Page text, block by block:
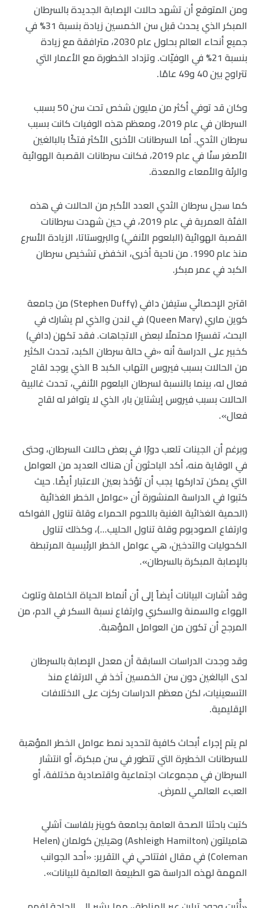
ومن المتوقع أن تشهد حالات الإصابة الجديدة بالسرطان
المبكر الذي يحدث قبل سن الخمسين زيادة بنسبة 31% في
جميع أنحاء العالم بحلول عام 2030، مترافقة مع زيادة
بنسبة 21% في الوفيّات. وتزداد الخطورة مع الأعمار التي
تتراوح بين 40 و49 عامًا.
وكان قد توفي أكثر من مليون شخص تحت سن 50 بسبب
السرطان في عام 2019، ومعظم هذه الوفيات كانت بسبب
سرطان الثدي. أما السرطانات الأخرى الأكثر فتكًا بالبالغين
الأصغر سنًا في عام 2019، فكانت سرطانات القصبة الهوائية
والرئة والأمعاء والمعدة.
كما سجل سرطان الثدي العدد الأكبر من الحالات في هذه
الفئة العمرية في عام 2019، في حين شهدت سرطانات
القصبة الهوائية (البلعوم الأنفي) والبروستاتا، الزيادة الأسرع
منذ عام 1990. من ناحية أخرى، انخفض تشخيص سرطان
الكبد في عمر مبكر.
اقترح الإحصائي ستيفن دافي (Stephen Duffy) من جامعة
كوين ماري (Queen Mary) في لندن والذي لم يشارك في
البحث، تفسيرًا محتملًا لبعض الاتجاهات. فقد تكهن (دافي)
كخبير على الدراسة أنه «في حالة سرطان الكبد، تحدث الكثير
من الحالات بسبب فيروس التهاب الكبد B الذي يوجد لقاح
فعال له، بينما بالنسبة لسرطان البلعوم الأنفي، تحدث غالبية
الحالات بسبب فيروس إبشتاين بار، الذي لا يتوافر له لقاح
فعال».
وبرغم أن الجينات تلعب دورًا في بعض حالات السرطان، وحتى
في الوقاية منه، أكد الباحثون أن هناك العديد من العوامل
التي يمكن تداركها يجب أن تؤخذ بعين الاعتبار أيضًا. حيث
كتبوا في الدراسة المنشورة أن «عوامل الخطر الغذائية
(الحمية الغذائية الغنية باللحوم الحمراء وقلة تناول الفواكه
وارتفاع الصوديوم وقلة تناول الحليب…)، وكذلك تناول
الكحوليات والتدخين، هي عوامل الخطر الرئيسية المرتبطة
بالإصابة المبكرة بالسرطان».
وقد أشارت البيانات أيضاً إلى أن أنماط الحياة الخاملة وتلوث
الهواء والسمنة والسكري وارتفاع نسبة السكر في الدم، من
المرجح أن تكون من العوامل المؤهبة.
وقد وجدت الدراسات السابقة أن معدل الإصابة بالسرطان
لدى البالغين دون سن الخمسين آخذ في الارتفاع منذ
التسعينيات، لكن معظم الدراسات ركزت على الاختلافات
الإقليمية.
لم يتم إجراء أبحاث كافية لتحديد نمط عوامل الخطر المؤهبة
للسرطانات الخطيرة التي تتطور في سن مبكرة، أو انتشار
السرطان في مجموعات اجتماعية واقتصادية مختلفة، أو
العبء العالمي للمرض.
كتبت باحثتا الصحة العامة بجامعة كوينز بلفاست آشلي
هاميلتون (Ashleigh Hamilton) وهيلين كولمان (Helen
Coleman) في مقال افتتاحي في التقرير: «أحد الجوانب
المهمة لهذه الدراسة هو الطبيعة العالمية للبيانات».